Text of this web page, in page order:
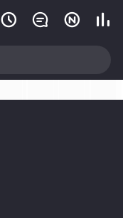
   